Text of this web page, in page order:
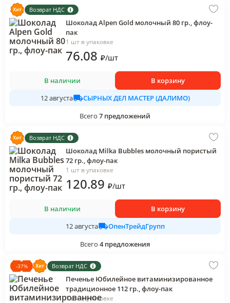
Возврат НДС
Шоколад Alpen Gold молочный 80 гр., флоу-
пак
1 шт в упаковке
76.08 ₽/шт
В наличии
В корзину
12 августа
СЫРНЫХ ДЕЛ МАСТЕР (ДАЛИМО)
Всего 7 предложений
Возврат НДС
Шоколад Milka Bubbles молочный пористый
72 гр., флоу-пак
1 шт в упаковке
120.89 ₽/шт
В наличии
В корзину
12 августа
ОпенТрейдГрупп
Всего 4 предложения
-37% Возврат НДС
Печенье Юбилейное витаминизированное
традиционное 112 гр., флоу-пак
1 шт в упаковке